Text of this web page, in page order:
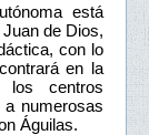
está
de Dios,
con lo
en la
los centros
numerosas
Águilas.